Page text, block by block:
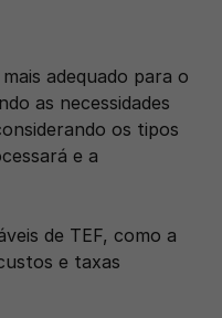
adequado para o
as necessidades
os tipos
e a
de TEF, como a
e taxas